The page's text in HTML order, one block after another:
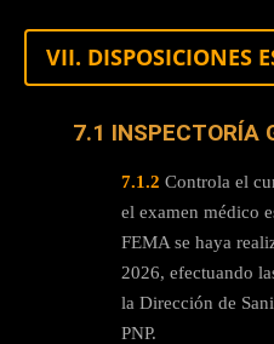
VII. DISPOSICIONES
7.1 INSPECTORÍA
7.1.2 Controla el
el examen médico
FEMA se haya
2026, efectuando
la Dirección de
PNP.